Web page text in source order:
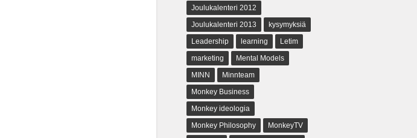
Joulukalenteri 2012
Joulukalenteri 2013
kysymyksiä
Leadership
learning
Letim
marketing
Mental Models
MINN
Minnteam
Monkey Business
Monkey ideologia
Monkey Philosophy
MonkeyTV